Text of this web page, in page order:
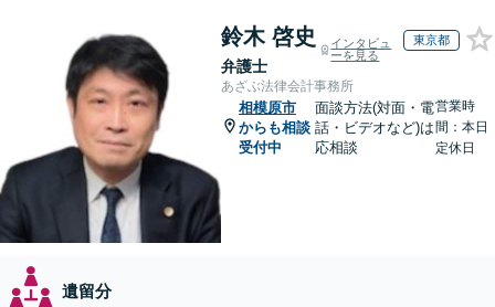
鈴木 啓史
弁護士
インタビュ
ーを見る
東京都
あざぶ法律会計事務所
相模原市
からも相談
受付中
面談方法(対面・電
話・ビデオなど)は
応相談
営業時
間：本日
定休日
遺留分